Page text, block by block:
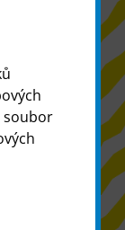
soubor